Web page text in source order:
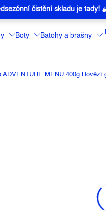
čistění skladu je tady!
Boty Batohy a brašny
ADVENTURE MENU 400g Hovězí